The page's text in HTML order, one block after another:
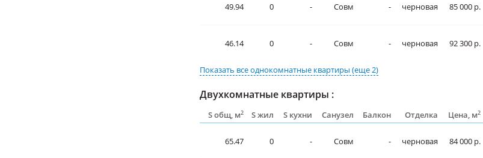
49.94 0 - Совм - черновая 85 000 р.
46.14 0 - Совм - черновая 92 300 р.
Показать всеоднокомнатные квартиры (еще 2)
Двухкомнатные квартиры :
S общ, м2 S жил S кухни Санузел Балкон Отделка Цена, м2
65.47 0 - Совм - черновая 84 000 р.